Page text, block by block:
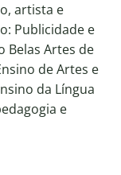
artista e
Publicidade e
Belas Artes de
de Artes e
da Língua
e